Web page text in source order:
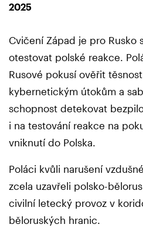
2025
Cvičení Západ je pro Rusko
otestovat polské reakce.
Rusové pokusí ověřit
kybernetickým útokům a
schopnost detekovat
i na testování reakce na
vniknutí do Polska.
Poláci kvůli narušení
zcela uzavřeli polsko-
civilní letecký provoz v
běloruských hranic.